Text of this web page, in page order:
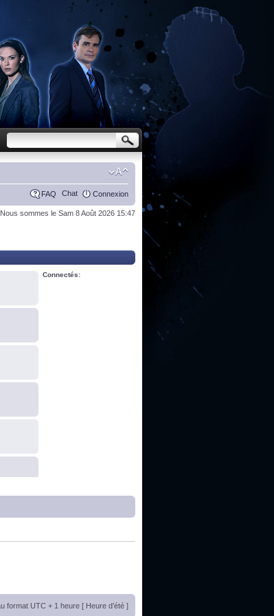
FAQ Chat Connexion
Nous sommes le Sam 8 Août 2026 15:47
Connectés:
format UTC + 1 heure [ Heure d’été ]